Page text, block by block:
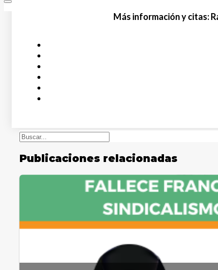
Más información y citas:
Buscar
Publicaciones relacionadas